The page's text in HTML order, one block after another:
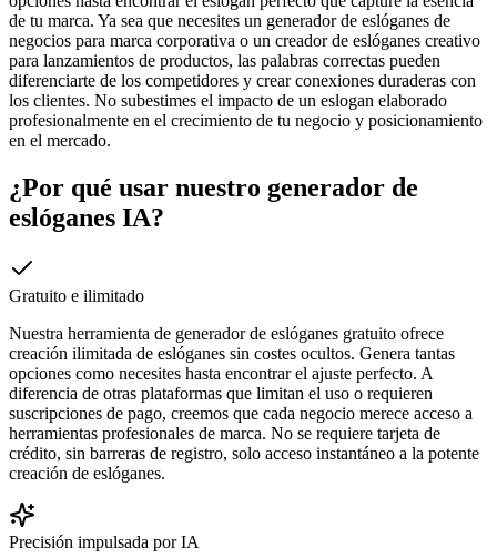
de tu marca. Ya sea que necesites un generador de eslóganes de
negocios para marca corporativa o un creador de eslóganes creativo
para lanzamientos de productos, las palabras correctas pueden
diferenciarte de los competidores y crear conexiones duraderas con
los clientes. No subestimes el impacto de un eslogan elaborado
profesionalmente en el crecimiento de tu negocio y posicionamiento
en el mercado.
¿Por qué usar nuestro generador de
eslóganes IA?
Gratuito e ilimitado
Nuestra herramienta de generador de eslóganes gratuito ofrece
creación ilimitada de eslóganes sin costes ocultos. Genera tantas
opciones como necesites hasta encontrar el ajuste perfecto. A
diferencia de otras plataformas que limitan el uso o requieren
suscripciones de pago, creemos que cada negocio merece acceso a
herramientas profesionales de marca. No se requiere tarjeta de
crédito, sin barreras de registro, solo acceso instantáneo a la potente
creación de eslóganes.
Precisión impulsada por IA